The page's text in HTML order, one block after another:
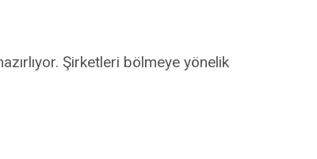
Şirketleri bölmeye yönelik